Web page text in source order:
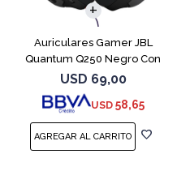
Auriculares Gamer JBL
Quantum Q250 Negro Con
Micrófono
USD 69,00
USD 58,65